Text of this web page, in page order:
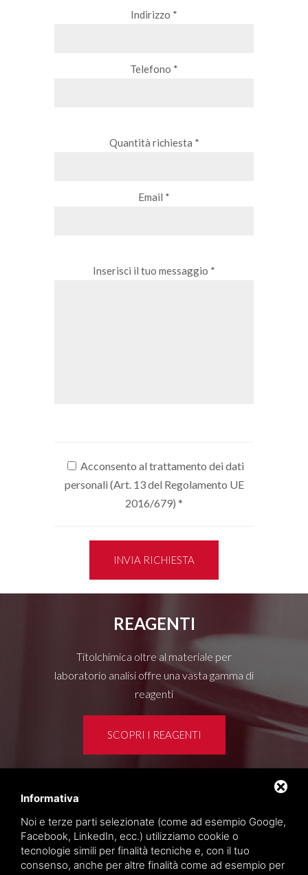
Indirizzo *
Telefono *
Quantità richiesta *
Email *
Inserisci il tuo messaggio *
Acconsento al trattamento dei dati
personali (Art. 13 del Regolamento UE
2016/679) *
INVIA RICHIESTA
REAGENTI
Titolchimica oltre al materiale per
laboratorio analisi offre una vasta gamma di
reagenti
SCOPRI I REAGENTI
Informativa
Noi e terze parti selezionate (come ad esempio Google,
Facebook, LinkedIn, ecc.) utilizziamo cookie o
tecnologie simili per finalità tecniche e, con il tuo
consenso, anche per altre finalità come ad esempio per
Area clienti
Privacy policy
Sitemap